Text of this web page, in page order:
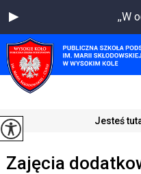
,,W
Jesteś
Zajęcia